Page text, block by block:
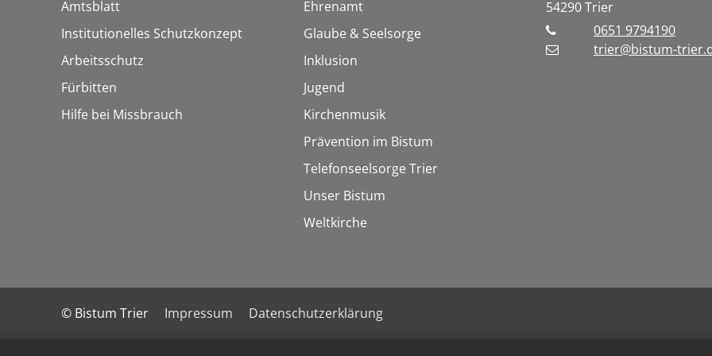
Amtsblatt
Institutionelles Schutzkonzept
Arbeitsschutz
Fürbitten
Hilfe bei Missbrauch
Ehrenamt
Glaube & Seelsorge
Inklusion
Jugend
Kirchenmusik
Prävention im Bistum
Telefonseelsorge Trier
Unser Bistum
Weltkirche
54290Trier
0651 9794190
trier@bistum-
© Bistum Trier Impressum Datenschutzerklärung